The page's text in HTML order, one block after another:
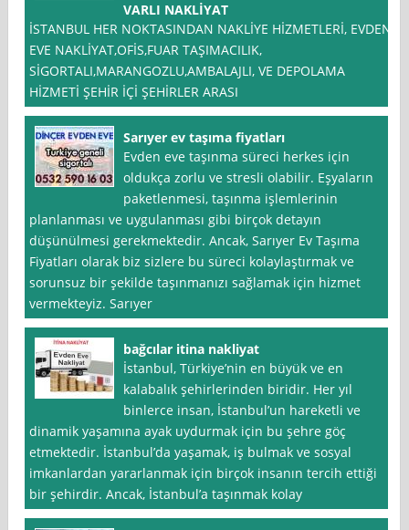
VARLI NAKLİYAT
İSTANBUL HER NOKTASINDAN NAKLİYE HİZMETLERİ, EVDEN
EVE NAKLİYAT,OFİS,FUAR TAŞIMACILIK,
SİGORTALI,MARANGOZLU,AMBALAJLI, VE DEPOLAMA
HİZMETİ ŞEHİR İÇİ ŞEHİRLER ARASI
Sarıyer ev taşıma fiyatları
Evden eve taşınma süreci herkes için
oldukça zorlu ve stresli olabilir. Eşyaların
paketlenmesi, taşınma işlemlerinin
planlanması ve uygulanması gibi birçok detayın
düşünülmesi gerekmektedir. Ancak, Sarıyer Ev Taşıma
Fiyatları olarak biz sizlere bu süreci kolaylaştırmak ve
sorunsuz bir şekilde taşınmanızı sağlamak için hizmet
vermekteyiz. Sarıyer
bağcılar itina nakliyat
İstanbul, Türkiye’nin en büyük ve en
kalabalık şehirlerinden biridir. Her yıl
binlerce insan, İstanbul’un hareketli ve
dinamik yaşamına ayak uydurmak için bu şehre göç
etmektedir. İstanbul’da yaşamak, iş bulmak ve sosyal
imkanlardan yararlanmak için birçok insanın tercih ettiği
bir şehirdir. Ancak, İstanbul’a taşınmak kolay